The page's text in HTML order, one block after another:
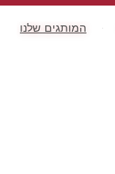
המותגים שלנו